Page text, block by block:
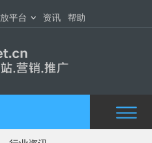
平台 资讯 帮助